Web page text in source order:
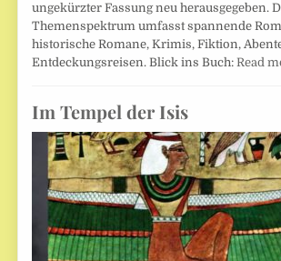
ungekürzter Fassung neu herausgegeben.
Themenspektrum umfasst spannende
historische Romane, Krimis, Fiktion,
Entdeckungsreisen. Blick ins Buch:Read
Im Tempel der Isis